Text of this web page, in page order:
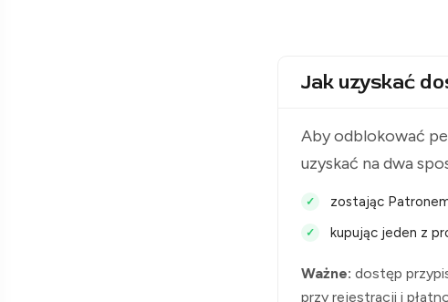
Jak uzyskać
Aby odblokować
uzyskać na dwa
zostając
kupując jeden z
Ważne: dostęp
przy rejestracji i